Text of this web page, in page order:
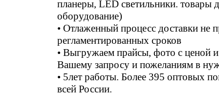
планеры, LED светильники. товары
оборудование)
• Отлаженный процесс доставки не
регламентированных сроков
• Выгружаем прайсы, фото с ценой
Вашему запросу и пожеланиям в
• 5лет работы. Более 395 оптовых
всей России.